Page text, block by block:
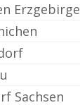
Erzgebirge
Sachsen